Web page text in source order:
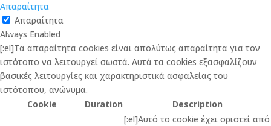
Απαραίτητα
Απαραίτητα
Always Enabled
[:el]Τα απαραίτητα cookies είναι απολύτως απαραίτητα για τον
ιστότοπο να λειτουργεί σωστά. Αυτά τα cookies εξασφαλίζουν
βασικές λειτουργίες και χαρακτηριστικά ασφαλείας του
ιστότοπου, ανώνυμα.
Cookie
Duration Description
[:el]Αυτό το cookie έχει οριστεί από